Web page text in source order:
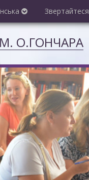
Звертайтеся
О.ГОНЧАРА